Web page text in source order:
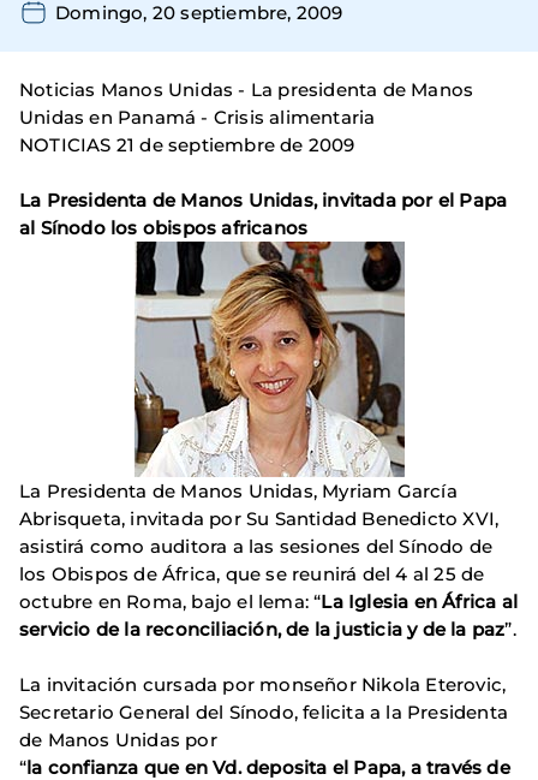
Domingo, 20 septiembre, 2009
Noticias Manos Unidas - La presidenta de Manos
Unidas en Panamá - Crisis alimentaria
NOTICIAS 21 de septiembre de 2009
La Presidenta de Manos Unidas, invitada por el Papa
al Sínodo los obispos africanos
La Presidenta de Manos Unidas, Myriam García
Abrisqueta, invitada por Su Santidad Benedicto XVI,
asistirá como auditora a las sesiones del Sínodo de
los Obispos de África, que se reunirá del 4 al 25 de
octubre en Roma, bajo el lema: “La Iglesia en África al
servicio de la reconciliación, de la justicia y de la paz”.
La invitación cursada por monseñor Nikola Eterovic,
Secretario General del Sínodo, felicita a la Presidenta
de Manos Unidas por
“la confianza que en Vd. deposita el Papa, a través de